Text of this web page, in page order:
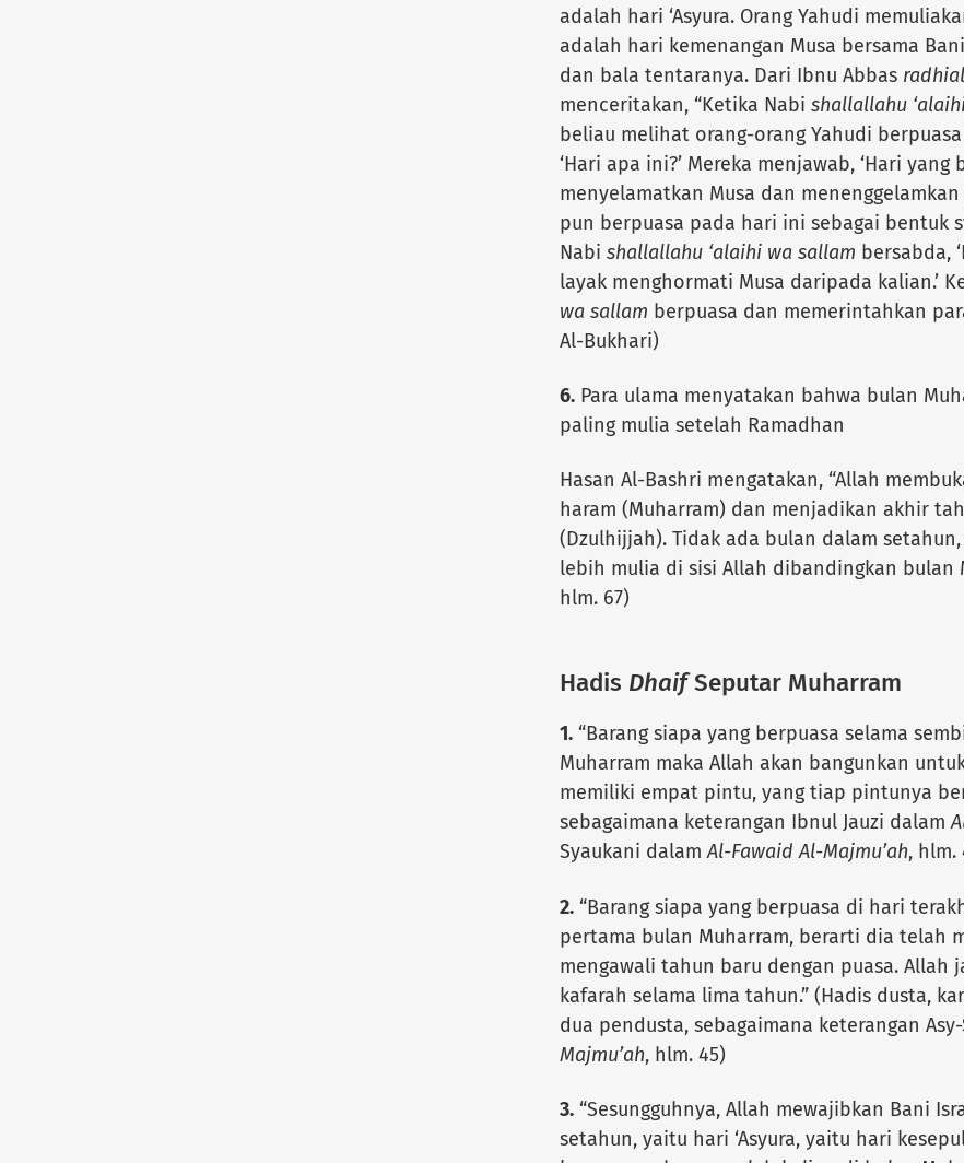
adalah hari ‘Asyura. Orang Yahudi
adalah hari kemenangan Musa bersama
dan bala tentaranya. Dari Ibnu Abbas
menceritakan, “Ketika Nabi shallallahu
beliau melihat orang-orang Yahudi
‘Hari apa ini?’ Mereka menjawab, ‘Hari
menyelamatkan Musa dan menenggelamkan
pun berpuasa pada hari ini sebagai bentuk
Nabi shallallahu ‘alaihi wa sallam bersabda,
layak menghormati Musa daripada kalian.’
wa sallam berpuasa dan memerintahkan
Al-Bukhari)
6.Para ulama menyatakan bahwa bulan
paling mulia setelah Ramadhan
Hasan Al-Bashri mengatakan, “Allah
haram (Muharram) dan menjadikan akhir
(Dzulhijjah). Tidak ada bulan dalam
lebih mulia di sisi Allah dibandingkan bulan
hlm. 67)
Hadis DhaifSeputar Muharram
1.“Barang siapa yang berpuasa selama
Muharram maka Allah akan bangunkan
memiliki empat pintu, yang tiap pintunya
sebagaimana keterangan Ibnul Jauzi dalam
Syaukani dalamAl-Fawaid Al-Majmu’ah, hlm.
2.“Barang siapa yang berpuasa di hari
pertama bulan Muharram, berarti dia telah
mengawali tahun baru dengan puasa. Allah
kafarah selama lima tahun.” (Hadis dusta,
dua pendusta, sebagaimana keterangan
Majmu’ah, hlm. 45)
3.“Sesungguhnya, Allah mewajibkan Bani
setahun, yaitu hari ‘Asyura, yaitu hari